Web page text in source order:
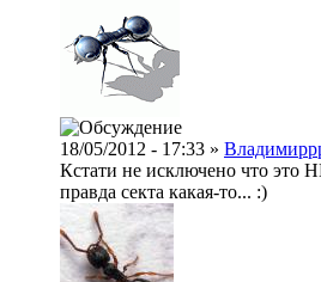
18/05/2012 - 17:33 »
Кстати не исключено что это
правда секта какая-то... :)